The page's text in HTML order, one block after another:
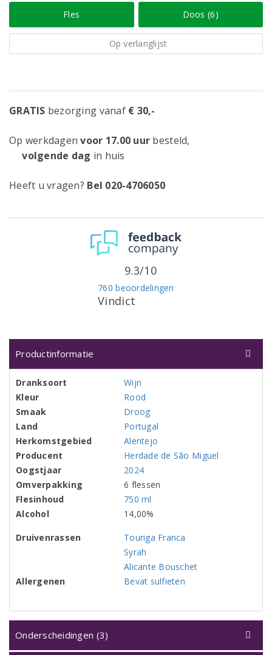
Fles Doos (6)
Op verlanglijst
GRATIS bezorging vanaf € 30,-
Op werkdagenvoor 17.00 uur besteld,
volgende dag in huis
Heeft u vragen? Bel 020-4706050
Vindict
760 beoordelingen
9.3/10
Productinformatie
Dranksoort
Wijn
Kleur
Rood
Smaak
Droog
Land
Portugal
Herkomstgebied
Alentejo
Producent
Herdade de São Miguel
Oogstjaar
2024
Omverpakking
6 flessen
Flesinhoud
750 ml
Alcohol
14,00%
Druivenrassen
Touriga Franca
Syrah
Alicante Bouschet
Allergenen
Bevat sulfieten
Onderscheidingen (3)